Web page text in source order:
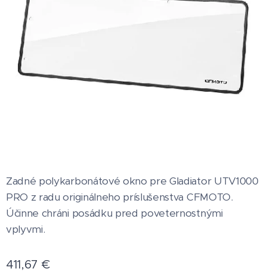
Zadné polykarbonátové okno pre Gladiator UTV1000
PRO z radu originálneho príslušenstva CFMOTO.
Účinne chráni posádku pred poveternostnými
vplyvmi.
411,67 €